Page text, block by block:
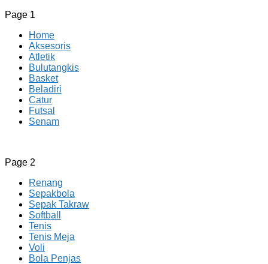
Page 1
Home
Aksesoris
Atletik
Bulutangkis
Basket
Beladiri
Catur
Futsal
Senam
CV JAYA BERSAMA Co Id
Menyediakan Semua Perlengkapan Olahraga Yang
Page 2
Renang
Sepakbola
Sepak Takraw
Softball
Tenis
Tenis Meja
Voli
Bola Penjas